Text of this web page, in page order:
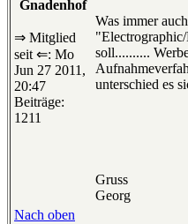
Gnadenhof
⇒ Mitglied
seit ⇐: Mo
Jun 27 2011,
20:47
Beiträge:
1211
Was immer auch
soll..........
unterschied es
Gruss
Georg
Nach oben